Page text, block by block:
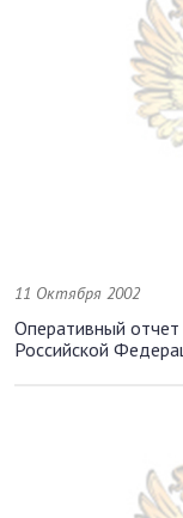
11 Октября 2002
Оперативный отчет
Российской